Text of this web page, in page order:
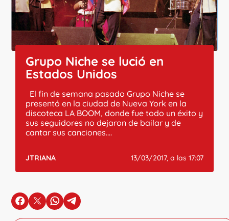
Grupo Niche se lució en
Estados Unidos
El fin de semana pasado Grupo Niche se
presentó en la ciudad de Nueva York en la
discoteca LA BOOM, donde fue todo un éxito y
sus seguidores no dejaron de bailar y de
cantar sus canciones....
JTRIANA 13/03/2017, a las 17:07
en Facebook
en Xen Whatsapp
en Telegram